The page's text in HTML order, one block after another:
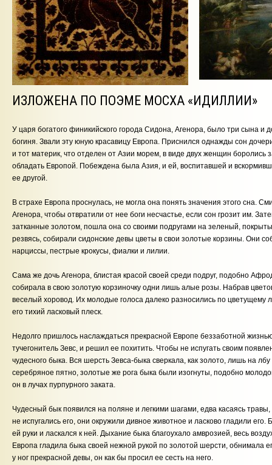
ИЗЛОЖЕНА ПО ПОЭМЕ МОСХА «ИДИЛЛИИ»
У царя богатого финикийского города Сидона, Агенора, было три сына и
богиня. Звали эту юную красавицу Европа. Приснился однажды сон
и тот материк, что отделен от Азии морем, в виде двух женщин
обладать Европой. Побеждена была Азия, и ей, воспитавшей и
ее другой.
В страхе Европа проснулась, не могла она понять значения этого сна.
Агенора, чтобы отвратили от нее боги несчастье, если сон грозит им.
затканные золотом, пошла она со своими подругами на зеленый,
резвясь, собирали сидонские девы цветы в свои золотые корзины. Они
нарциссы, пестрые крокусы, фиалки и лилии.
Сама же дочь Агенора, блистая красой своей среди подруг, подобно
собирала в свою золотую корзиночку одни лишь алые розы. Набрав
веселый хоровод. Их молодые голоса далеко разносились по цветущему
его тихий ласковый плеск.
Недолго пришлось наслаждаться прекрасной Европе беззаботной
тучегонитель Зевс, и решил ее похитить. Чтобы не испугать своим
чудесного быка. Вся шерсть Зевса-быка сверкала, как золото, лишь на
серебряное пятно, золотые же рога быка были изогнуты, подобно
он в лучах пурпурного заката.
Чудесный бык появился на поляне и легкими шагами, едва касаясь
не испугались его, они окружили дивное животное и ласково гладили
ей руки и ласкался к ней. Дыхание быка благоухало амврозией, весь
Европа гладила быка своей нежной рукой по золотой шерсти, обнимала
у ног прекрасной девы, он как бы просил ее сесть на него.